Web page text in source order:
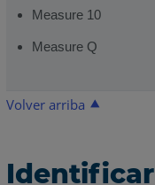
Measure 10
Measure Q
Volver arriba